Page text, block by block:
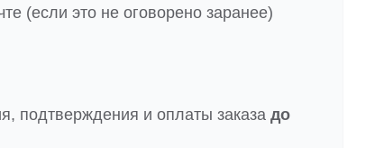
(если это не оговорено заранее)
подтверждения и оплаты заказа до